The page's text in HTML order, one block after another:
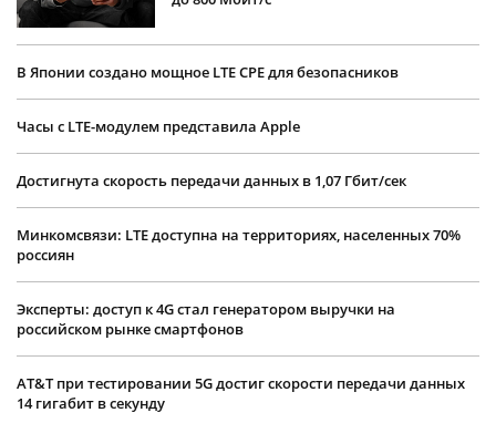
В Японии создано мощное LTE CPE для безопасников
Часы с LTE-модулем представила Apple
Достигнута скорость передачи данных в 1,07 Гбит/сек
Минкомсвязи: LTE доступна на территориях, населенных 70%
россиян
Эксперты: доступ к 4G стал генератором выручки на
российском рынке смартфонов
AT&T при тестировании 5G достиг скорости передачи данных
14 гигабит в секунду